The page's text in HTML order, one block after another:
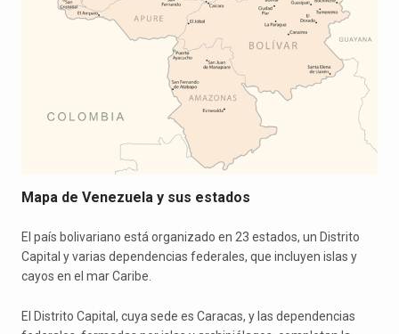
Mapa de Venezuela y sus estados
El país bolivariano está organizado en 23 estados, un Distrito
Capital y varias dependencias federales, que incluyen islas y
cayos en el mar Caribe.
El Distrito Capital, cuya sede es Caracas, y las dependencias